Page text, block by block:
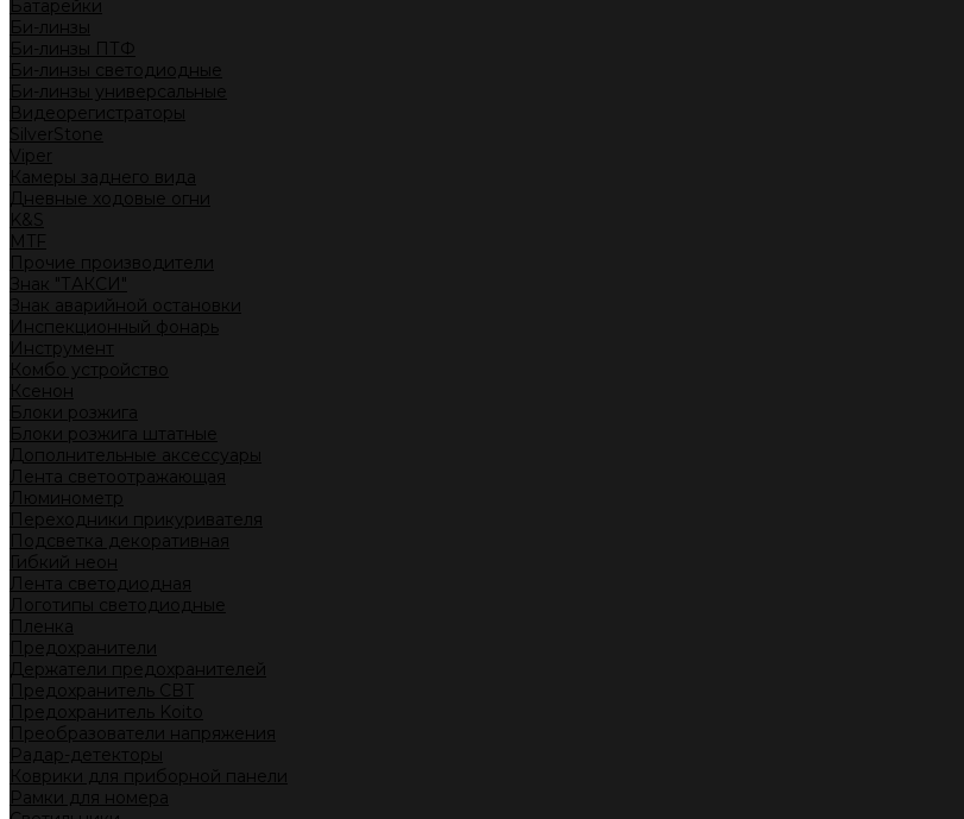
Батарейки
Би-линзы
Би-линзы ПТФ
Би-линзы светодиодные
Би-линзы универсальные
Видеорегистраторы
SilverStone
Viper
Камеры заднего вида
Дневные ходовые огни
K&S
MTF
Прочие производители
Знак "ТАКСИ"
Знак аварийной остановки
Инспекционный фонарь
Инструмент
Комбо устройство
Ксенон
Блоки розжига
Блоки розжига штатные
Дополнительные аксессуары
Лента светоотражающая
Люминометр
Переходники прикуривателя
Подсветка декоративная
Гибкий неон
Лента светодиодная
Логотипы светодиодные
Пленка
Предохранители
Держатели предохранителей
Предохранитель CBT
Предохранитель Koito
Преобразователи напряжения
Радар-детекторы
Коврики для приборной панели
Рамки для номера